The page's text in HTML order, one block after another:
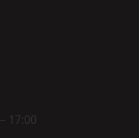
17:00